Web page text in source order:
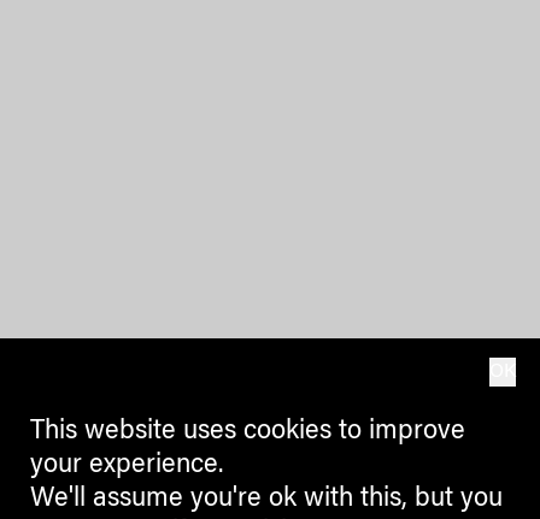
This website uses cookies to improve
your experience.
We'll assume you're ok with this, but you